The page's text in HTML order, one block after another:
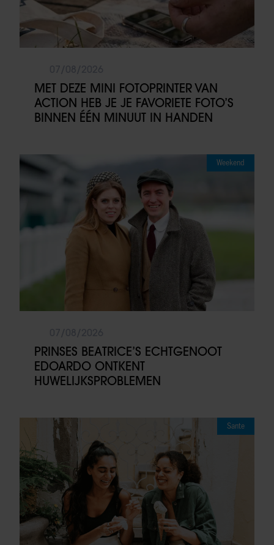
MET DEZE MINI FOTOPRINTER VAN
ACTION HEB JE JE FAVORIETE FOTO’S
BINNEN ÉÉN MINUUT IN HANDEN
Weekend
PRINSES BEATRICE’S ECHTGENOOT
EDOARDO ONTKENT
HUWELIJKSPROBLEMEN
Sante